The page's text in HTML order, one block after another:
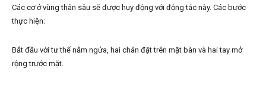
Các cơ ở vùng thân sâu sẽ được huy động với động tác này. Các bước
thực hiện:
Bắt đầu với tư thế nằm ngửa, hai chân đặt trên mặt bàn và hai tay mở
rộng trước mặt.